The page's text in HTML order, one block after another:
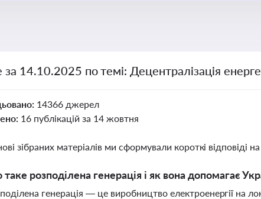
за 14.10.2025 по темі: Децентралізація
14366 джерел
16 публікацій за 14 жовтня
зібраних матеріалів ми сформували короткі відповіді
розподілена генерація і як вона допомагає
генерація — це виробництво електроенергії на